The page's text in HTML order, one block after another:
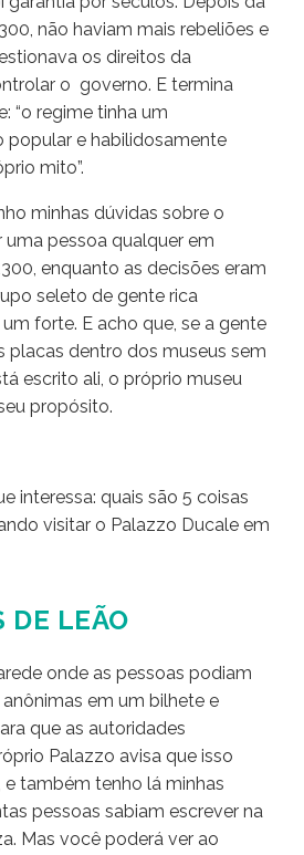
não haviam mais rebeliões e
os direitos da
o governo. E termina
“o regime tinha um
popular e habilidosamente
mito”.
minhas dúvidas sobre o
pessoa qualquer em
enquanto as decisões eram
seleto de gente rica
forte. E acho que, se a gente
placas dentro dos museus sem
escrito ali, o próprio museu
propósito.
interessa: quais são 5 coisas
visitar o Palazzo Ducale em
DE LEÃO
onde as pessoas podiam
em um bilhete e
que as autoridades
Palazzo avisa que isso
também tenho lá minhas
pessoas sabiam escrever na
Mas você poderá ver ao